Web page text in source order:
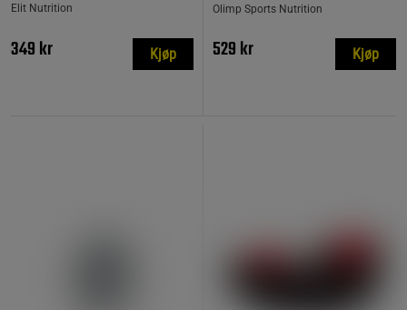
Elit Nutrition
349 kr Kjøp
Olimp Sports Nutrition
529 kr Kjøp